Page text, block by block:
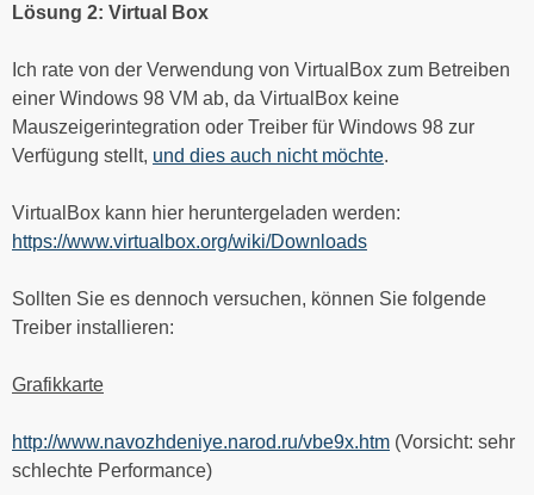
Lösung 2: Virtual Box
Ich rate von der Verwendung von VirtualBox zum Betreiben
einer Windows 98 VM ab, da VirtualBox keine
Mauszeigerintegration oder Treiber für Windows 98 zur
Verfügung stellt, und dies auch nicht möchte.
VirtualBox kann hier heruntergeladen werden:
https://www.virtualbox.org/wiki/Downloads
Sollten Sie es dennoch versuchen, können Sie folgende
Treiber installieren:
Grafikkarte
http://www.navozhdeniye.narod.ru/vbe9x.htm (Vorsicht: sehr
schlechte Performance)